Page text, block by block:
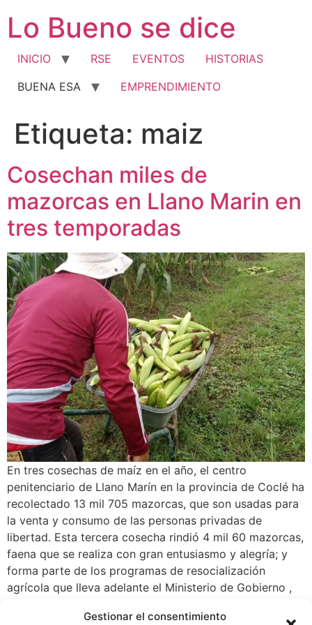
Gestionar el consentimiento
contenido
Lo Bueno se dice
INICIO RSE EVENTOS
HISTORIAS
BUENA ESA
EMPRENDIMIENTO
Etiqueta: maiz
Cosechan miles de
mazorcas en Llano Marin en
tres temporadas
En tres cosechas de maíz en el año, el centro
penitenciario de Llano Marín en la provincia de Coclé ha
recolectado 13 mil 705 mazorcas, que son usadas para
la venta y consumo de las personas privadas de
libertad. Esta tercera cosecha rindió 4 mil 60 mazorcas,
faena que se realiza con gran entusiasmo y alegría; y
forma parte de los programas de resocialización
agrícola que lleva adelante el Ministerio de Gobierno ,
maíz así como de otros rubros como arroz, yuca y